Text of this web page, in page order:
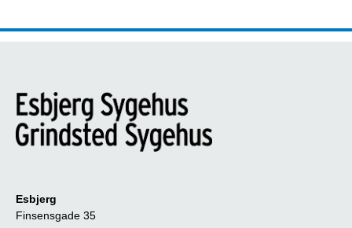
Esbjerg
Finsensgade 35